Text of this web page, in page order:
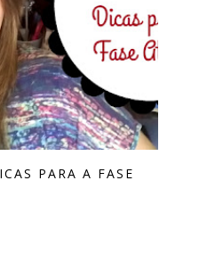
PARA A FASE